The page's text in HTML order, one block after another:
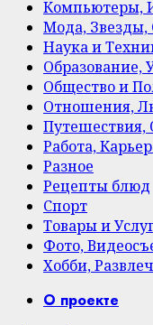
Компьютеры,
Мода, Звезды,
Наука и
Образование,
Общество и
Отношения,
Путешествия,
Работа,
Разное
Рецепты блюд
Спорт
Товары и
Фото,
Хобби,
PrimaryО проекте